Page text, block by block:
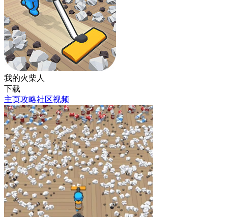
我的火柴人
下载
主页攻略社区视频